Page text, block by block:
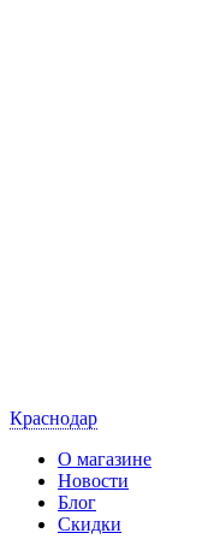
Краснодар
О магазине
Новости
Блог
Скидки